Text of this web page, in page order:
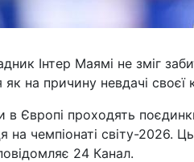
Інтер Маямі не зміг
як на причину невдачі своєї
в Європі проходять
на чемпіонаті світу-2026.
24 Канал.